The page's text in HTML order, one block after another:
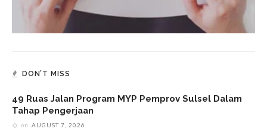
DON’T MISS
49 Ruas Jalan Program MYP Pemprov Sulsel Dalam
Tahap Pengerjaan
on AUGUST 7, 2026